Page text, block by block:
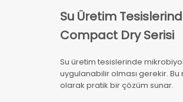
Su Üretim
Compact Dry Serisi
Su üretim tesislerinde
uygulanabilir olması gerekir. Bu
olarak pratik bir çözüm sunar.